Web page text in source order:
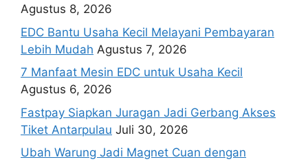
Agustus 8, 2026
EDC Bantu Usaha Kecil Melayani Pembayaran
Lebih Mudah Agustus 7, 2026
7 Manfaat Mesin EDC untuk Usaha Kecil
Agustus 6, 2026
Fastpay Siapkan Juragan Jadi Gerbang Akses
Tiket Antarpulau Juli 30, 2026
Ubah Warung Jadi Magnet Cuan dengan